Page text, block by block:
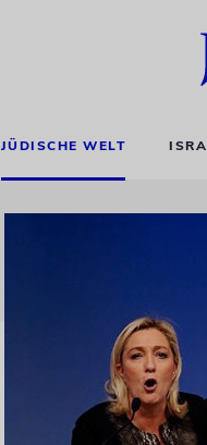
JÜDISCHE WELT